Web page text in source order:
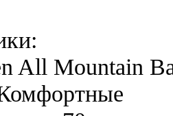
All Mountain